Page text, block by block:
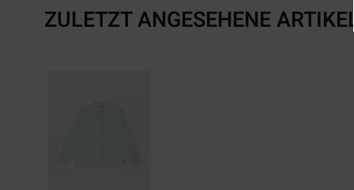
ZULETZT ANGESEHENE ARTIKEL